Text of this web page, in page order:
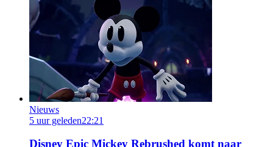
Nieuws
5 uur geleden22:21
Disney Epic Mickey Rebrushed komt naar